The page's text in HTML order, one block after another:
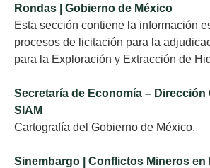
Rondas | Gobierno de México
Esta sección contiene la información
procesos de licitación para la
para la Exploración y Extracción de
Secretaría de Economía – Dirección
SIAM
Cartografía del Gobierno de México.
Sinembargo | Conflictos Mineros en